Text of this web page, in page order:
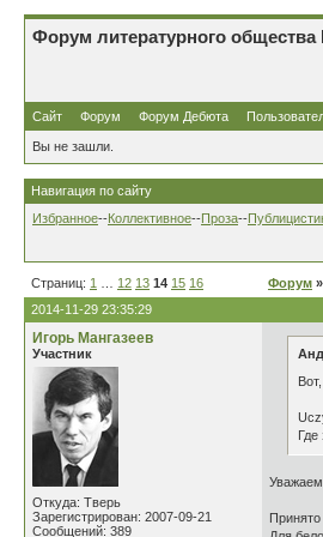
Форум литературного общества
Сайт Форум Форум Дебюта
Вы не зашли.
Навигация по сайту
Избранное--Коллективное--Проза--
Страниц: 1 12 13 14 15 16 Форум »
2014-11-29 23:35:29
Игорь Мангазеев
Участник
Откуда: Тверь
Зарегистрирован: 2007-09-21
Сообщений: 389